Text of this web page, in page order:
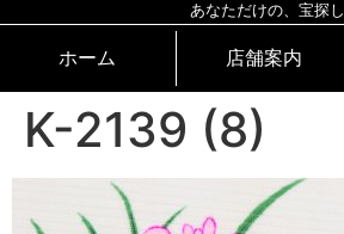
あなただけの、宝探し
ホーム 店舗案内
K-2139 (8)